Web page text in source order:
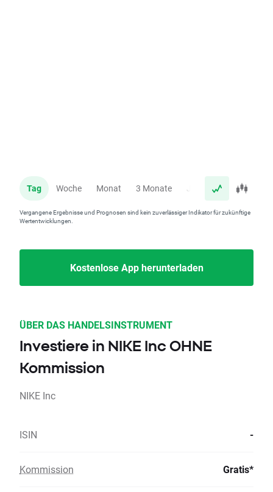
Tag Woche Monat 3 Monate Jahr
Vergangene Ergebnisse und Prognosen sind kein zuverlässiger Indikator für zukünftige
Wertentwicklungen.
Kostenlose App herunterladen
ÜBER DAS HANDELSINSTRUMENT
Investiere in NIKE Inc OHNE
Kommission
NIKE Inc
ISIN -
Kommission Gratis*